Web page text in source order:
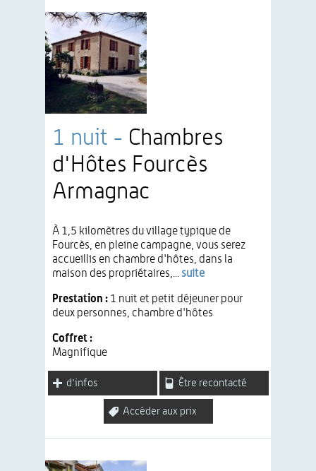
1 nuit - Chambres
d'Hôtes Fourcès
Armagnac
À 1,5 kilomètres du village typique de
Fourcès, en pleine campagne, vous serez
accueillis en chambre d'hôtes, dans la
maison des propriétaires,... suite
Prestation : 1 nuit et petit déjeuner pour
deux personnes, chambre d'hôtes
Coffret :
Magnifique
d'infos Être recontacté
Accéder aux prix